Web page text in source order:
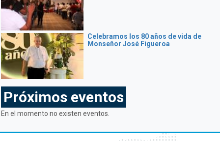
Celebramos los 80 años de vida de
Monseñor José Figueroa
Próximos eventos
En el momento no existen eventos.